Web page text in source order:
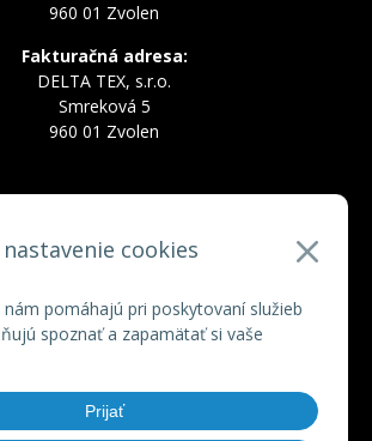
nastavenie cookies
pomáhajú pri poskytovaní služieb
spoznať a zapamätať si vaše
Prijať
960 01 Zvolen
Fakturačná adresa:
DELTA TEX, s.r.o.
Smreková 5
960 01 Zvolen
Tel.:+421 910 228 822
deltatex@deltatex.sk
VŠETKO O NÁKUPE
Obchodné podmienky